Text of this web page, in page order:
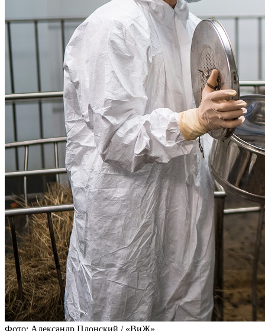
Фото: Александр Плонский / «ВиЖ»